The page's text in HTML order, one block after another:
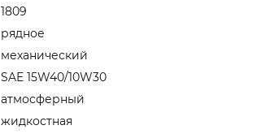
1809
рядное
механический
SAE 15W40/10W30
атмосферный
жидкостная